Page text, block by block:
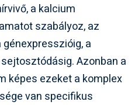
a kalcium
szabályoz, az
a
Azonban a
képes ezeket a komplex
van specifikus